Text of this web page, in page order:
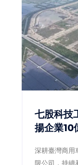
獎」一舉榮獲
嘉義市推動高
專業評審一致
七股科
揚企業10
深耕臺灣商用
限公司，持續